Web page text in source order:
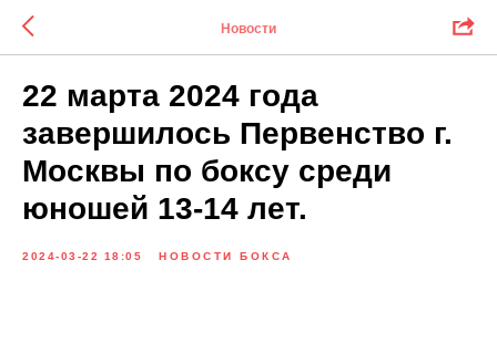
Новости
22 марта 2024 года
завершилось Первенство г.
Москвы по боксу среди
юношей 13-14 лет.
2024-03-22 18:05 НОВОСТИ БОКСА